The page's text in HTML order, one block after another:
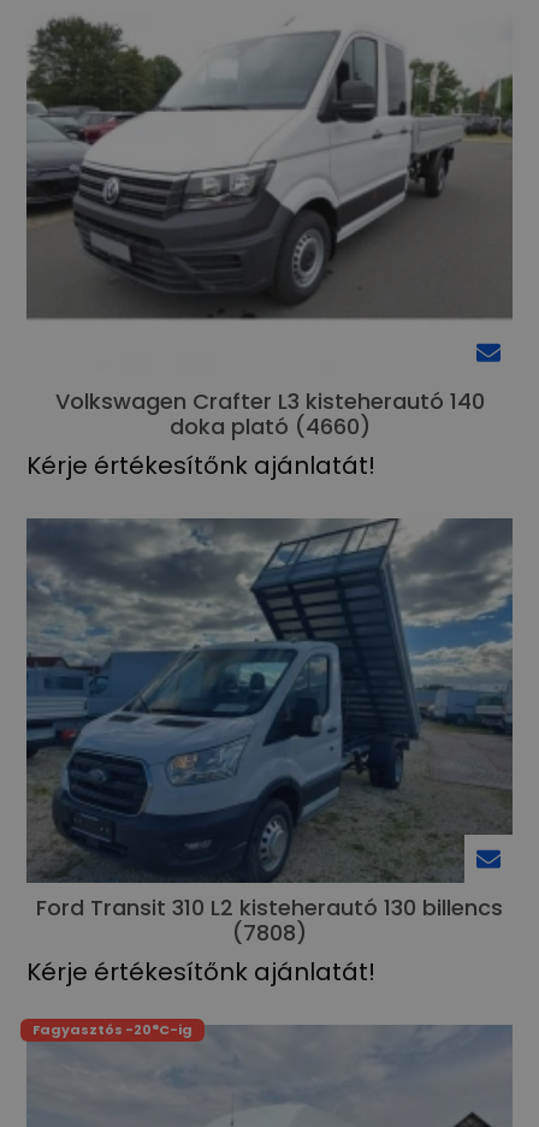
Volkswagen Crafter L3 kisteherautó 140
doka plató (4660)
Kérje értékesítőnk ajánlatát!
Ford Transit 310 L2 kisteherautó 130 billencs
(7808)
Kérje értékesítőnk ajánlatát!
Fagyasztós -20°C-ig